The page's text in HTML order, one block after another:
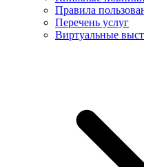
Правила
Перечень услуг
Виртуальные